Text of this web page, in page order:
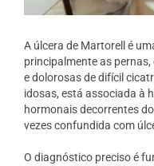
A úlcera de Martorell é
principalmente as
e dolorosas de difícil
idosas, está associada à
hormonais decorrentes
vezes confundida com
O diagnóstico preciso é